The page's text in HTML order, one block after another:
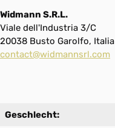
Widmann S.R.L.
Viale dell'Industria 3/C
20038 Busto Garolfo, Italia
contact@widmannsrl.com
Geschlecht: